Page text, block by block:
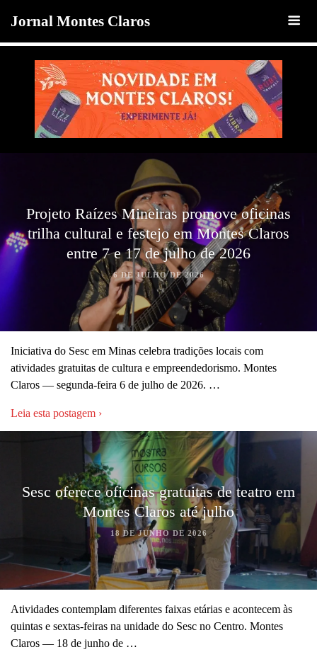
Jornal Montes Claros
Projeto Raízes Mineiras promove oficinas
trilha cultural e festejo em Montes Claros
entre 7 e 17 de julho de 2026
6 DE JULHO DE 2026
Iniciativa do Sesc em Minas celebra tradições locais com
atividades gratuitas de cultura e empreendedorismo. Montes
Claros — segunda-feira 6 de julho de 2026. …
Leia esta postagem ›
Sesc oferece oficinas gratuitas de teatro em
Montes Claros até julho
18 DE JUNHO DE 2026
Atividades contemplam diferentes faixas etárias e acontecem às
quintas e sextas-feiras na unidade do Sesc no Centro. Montes
Claros — 18 de junho de …